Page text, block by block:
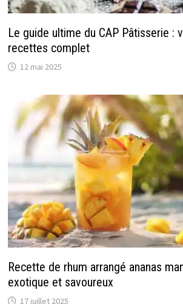
Le guide ultime du CAP Pâtisserie :
recettes complet
12 mai 2025
Recette de rhum arrangé ananas
exotique et savoureux
17 juillet 2025